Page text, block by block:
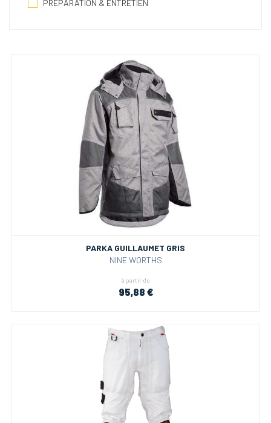
PRÉPARATION & ENTRETIEN
PARKA GUILLAUMET GRIS
NINE WORTHS
à partir de
95,88 €